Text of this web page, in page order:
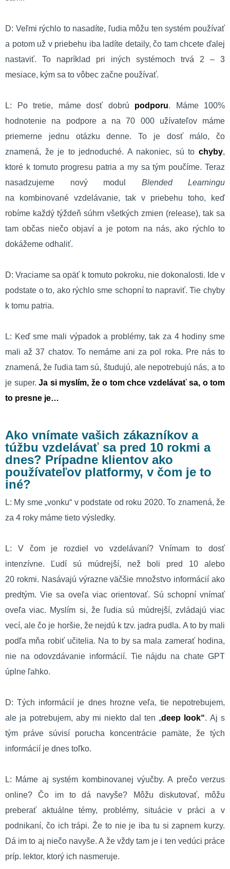
D: Veľmi rýchlo to nasadíte, ľudia môžu ten systém používať
a potom už v priebehu iba ladíte detaily, čo tam chcete ďalej
nastaviť. To napríklad pri iných systémoch trvá 2 – 3
mesiace, kým sa to vôbec začne používať.
L: Po tretie, máme dosť dobrú podporu. Máme 100%
hodnotenie na podpore a na 70 000 užívateľov máme
priemerne jednu otázku denne. To je dosť málo, čo
znamená, že je to jednoduché. A nakoniec, sú to chyby,
ktoré k tomuto progresu patria a my sa tým poučíme. Teraz
nasadzujeme nový modul Blended Learningu
na kombinované vzdelávanie, tak v priebehu toho, keď
robíme každý týždeň súhrn všetkých zmien (release), tak sa
tam občas niečo objaví a je potom na nás, ako rýchlo to
dokážeme odhaliť.
D: Vraciame sa opäť k tomuto pokroku, nie dokonalosti. Ide v
podstate o to, ako rýchlo sme schopní to napraviť. Tie chyby
k tomu patria.
L: Keď sme mali výpadok a problémy, tak za 4 hodiny sme
mali až 37 chatov. To nemáme ani za pol roka. Pre nás to
znamená, že ľudia tam sú, študujú, ale nepotrebujú nás, a to
je super. Ja si myslím, že o tom chce vzdelávať sa, o tom
to presne je…
Ako vnímate vašich zákazníkov a
túžbu vzdelávať sa pred 10 rokmi a
dnes? Prípadne klientov ako
používateľov platformy, v čom je to
iné?
L: My sme „vonku“ v podstate od roku 2020. To znamená, že
za 4 roky máme tieto výsledky.
L: V čom je rozdiel vo vzdelávaní? Vnímam to dosť
intenzívne. Ľudí sú múdrejší, než boli pred 10 alebo
20 rokmi. Nasávajú výrazne väčšie množstvo informácií ako
predtým. Vie sa oveľa viac orientovať. Sú schopní vnímať
oveľa viac. Myslím si, že ľudia sú múdrejší, zvládajú viac
vecí, ale čo je horšie, že nejdú k tzv. jadra pudla. A to by mali
podľa mňa robiť učitelia. Na to by sa mala zamerať hodina,
nie na odovzdávanie informácií. Tie nájdu na chate GPT
úplne ľahko.
D: Tých informácií je dnes hrozne veľa, tie nepotrebujem,
ale ja potrebujem, aby mi niekto dal ten „deep look“. Aj s
tým práve súvisí porucha koncentrácie pamäte, že tých
informácií je dnes toľko.
L: Máme aj systém kombinovanej výučby. A prečo verzus
online? Čo im to dá navyše? Môžu diskutovať, môžu
preberať aktuálne témy, problémy, situácie v práci a v
podnikaní, čo ich trápi. Že to nie je iba tu si zapnem kurzy.
Dá im to aj niečo navyše. A že vždy tam je i ten vedúci práce
príp. lektor, ktorý ich nasmeruje.